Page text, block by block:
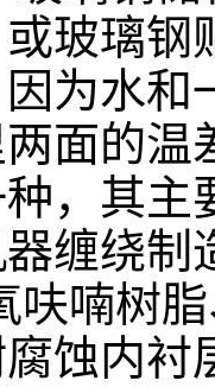
玻璃钢
为水
面的
，其主
缠绕
呋喃树
蚀内